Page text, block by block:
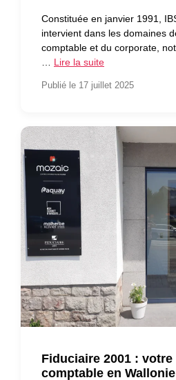
Constituée en janvier 1991,
intervient dans les domaines
comptable et du corporate,
… Lire la suite
Publié le 17 juillet 2025
Fiduciaire 2001 :
comptable en Wallonie